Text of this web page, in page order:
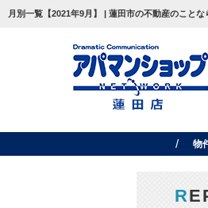
月別一覧【2021年9月】 | 蓮田市の不動産のこと
物
R